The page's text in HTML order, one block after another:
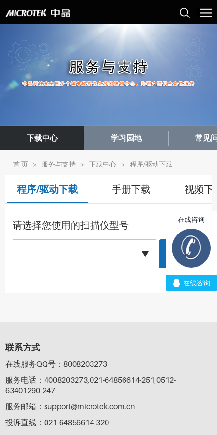
下载中心 学习园地 常见
首 页 > 服务与支持 > 下载中心 > 程序/驱动下载
程序/驱动下载 手册下载 视频下
请选择您使用的扫描仪型号
联系方式
在线服务QQ号：8008203273
服务电话：4008203273,021-64856614-251,0512-
63401290-247
服务邮箱：support@microtek.com.cn
投诉直线：021-64856614-320